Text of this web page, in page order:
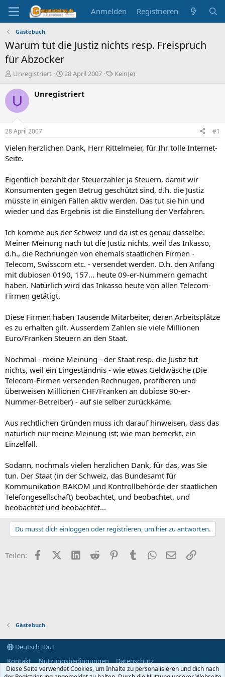
Anmelden Registrieren
Gästebuch
Warum tut die Justiz nichts resp. Freispruch
für Abzocker
E
s
e
r
Unregistriert
E
s
t
a
28 April 2007
S
o
r
Kein(e)
U Unregistriert
28 April 2007 #1
Vielen herzlichen Dank, Herr Rittelmeier, für Ihr tolle Internet-
Seite.
Eigentlich bezahlt der Steuerzahler ja Steuern, damit wir
Konsumenten gegen Betrug geschützt sind, d.h. die Justiz
müsste in einigen Fällen aktiv werden. Das tut sie hin und
wieder und das Ergebnis ist die Einstellung der Verfahren.
Ich komme aus der Schweiz und da ist es genau dasselbe.
Meiner Meinung nach tut die Justiz nichts, weil das Inkasso,
d.h., die Rechnungen von ehemals staatlichen Firmen -
Telecom, Swisscom etc. - versendet werden. D.h. den Anfang
mit dubiosen 0190, 157... heute 09-er-Nummern gemacht
haben. Natürlich wird das Inkasso heute von allen Telecom-
Firmen getätigt.
Diese Firmen haben Tausende Mitarbeiter, deren Arbeitsplätze
es zu erhalten gilt. Ausserdem Zahlen sie viele Millionen
Euro/Franken Steuern an den Staat.
Nochmal - meine Meinung - der Staat resp. die Justiz tut
nichts, weil ein Eingeständnis - wie etwas Geldwäsche (Die
Telecom-Firmen versenden Rechnugen, profitieren und
überweisen Millionen CHF/Franken an dubiose 90-er-
Nummer-Betreiber) - auf sie selber zurückkäme.
Aus rechtlichen Gründen muss ich darauf hinweisen, dass das
natürlich nur meine Meinung ist; wie man bemerkt, ein
Einzelfall.
Sodann, nochmals vielen herzlichen Dank, für das, was Sie
tun. Der Staat (in der Schweiz, das Bundesamt für
Kommunikation BAKOM und Kontrollbehörde der staatlichen
Telefongesellschaft) beobachtet, und beobachtet, und
beobachtet und beobachtet...
Du musst dich einloggen oder registrieren, um hier zu antworten.
Teilen: FacebookX (Twitter)
LinkedIn
Reddit PinterestTumblr WhatsApp
E-MailLink
Gästebuch
Deutsch [Du]
Kontakt
Nutzungsbedingungen
Datenschutz
Hilfe und Impressum
Start
R
Diese Seite verwendet Cookies, um Inhalte zu personalisieren und dich nach